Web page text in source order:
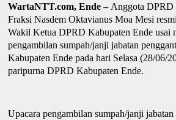
WartaNTT.com, Ende – Anggota DPRD
Fraksi Nasdem Oktavianus Moa Mesi
Wakil Ketua DPRD Kabupaten Ende usai
pengambilan sumpah/janji jabatan
Kabupaten Ende pada hari Selasa (28/06/
paripurna DPRD Kabupaten Ende.
Upacara pengambilan sumpah/janji